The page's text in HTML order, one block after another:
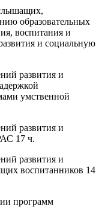
образовательных
воспитания и
и социальную
развития и
умственной
развития и
17 ч.
развития и
воспитанников 14
программ